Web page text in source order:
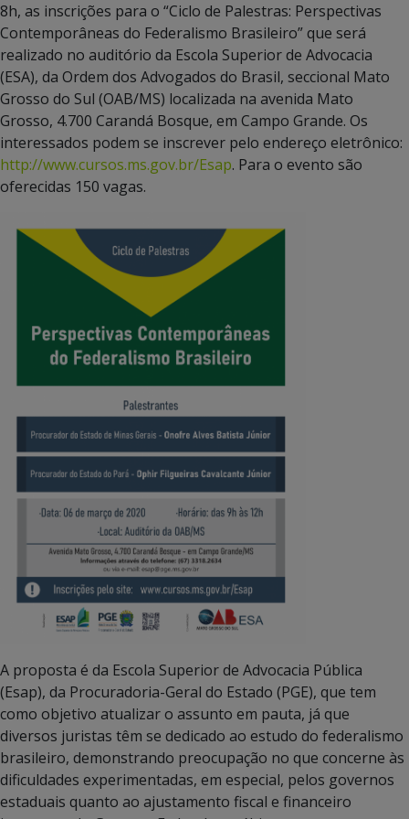
8h, as inscrições para o “Ciclo de Palestras: Perspectivas
Contemporâneas do Federalismo Brasileiro” que será
realizado no auditório da Escola Superior de Advocacia
(ESA), da Ordem dos Advogados do Brasil, seccional Mato
Grosso do Sul (OAB/MS) localizada na avenida Mato
Grosso, 4.700 Carandá Bosque, em Campo Grande. Os
interessados podem se inscrever pelo endereço eletrônico:
http://www.cursos.ms.gov.br/Esap. Para o evento são
oferecidas 150 vagas.
A proposta é da Escola Superior de Advocacia Pública
(Esap), da Procuradoria-Geral do Estado (PGE), que tem
como objetivo atualizar o assunto em pauta, já que
diversos juristas têm se dedicado ao estudo do federalismo
brasileiro, demonstrando preocupação no que concerne às
dificuldades experimentadas, em especial, pelos governos
estaduais quanto ao ajustamento fiscal e financeiro